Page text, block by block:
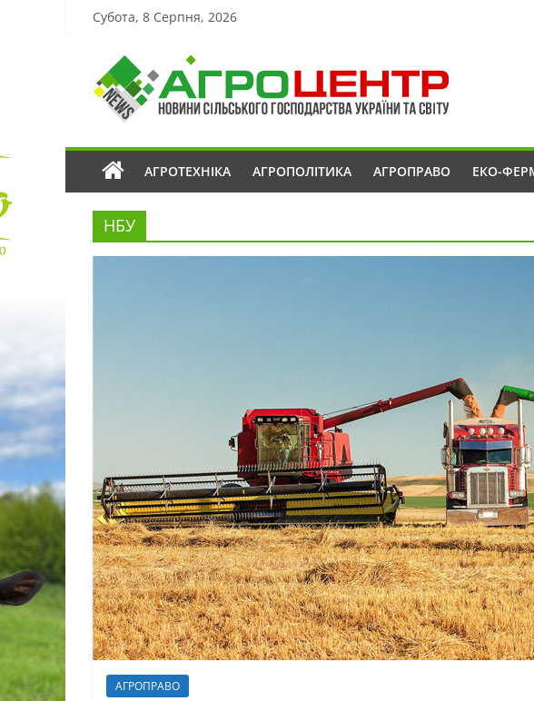
Субота, 8 Серпня, 2026
АГРОТЕХНІКА АГРОПОЛІТИКА АГРОПРАВО ЕКО-
НБУ
АГРОПРАВО